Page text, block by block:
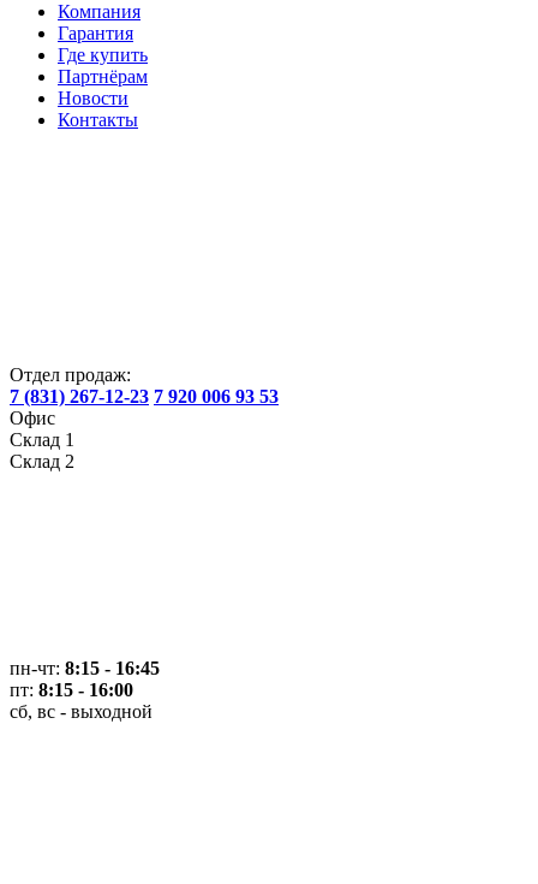
Компания
Гарантия
Где купить
Партнёрам
Новости
Контакты
Отдел продаж:
7 (831) 267-12-23 7 920 006 93 53
Офис
Склад 1
Склад 2
пн-чт: 8:15 - 16:45
пт: 8:15 - 16:00
сб, вс - выходной